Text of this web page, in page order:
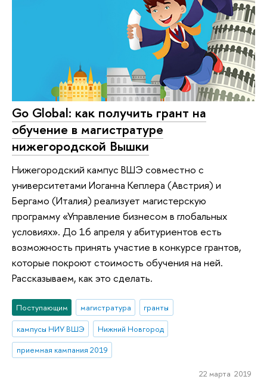
Go Global: как получить грант на
обучение в магистратуре
нижегородской Вышки
Нижегородский кампус ВШЭ совместно с
университетами Иоганна Кеплера (Австрия) и
Бергамо (Италия) реализует магистерскую
программу «Управление бизнесом в глобальных
условиях». До 16 апреля у абитуриентов есть
возможность принять участие в конкурсе грантов,
которые покроют стоимость обучения на ней.
Рассказываем, как это сделать.
Поступающим магистратура
гранты
кампусы НИУ ВШЭ
Нижний Новгород
приемная кампания 2019
22 марта 2019